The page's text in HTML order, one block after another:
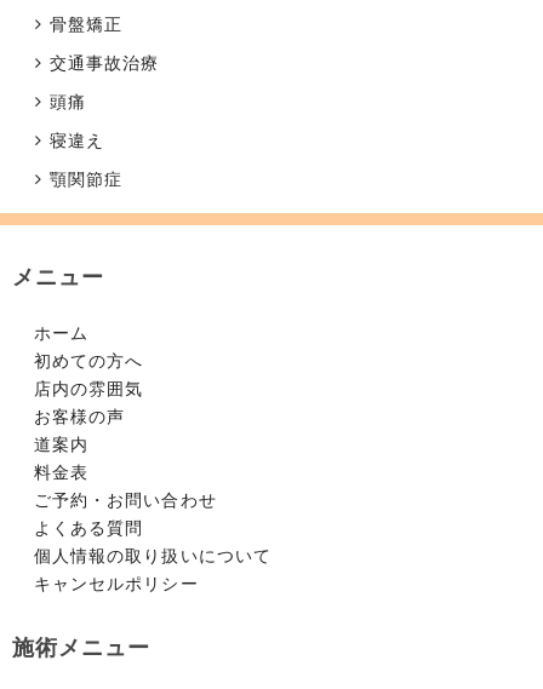
骨盤矯正
交通事故治療
頭痛
寝違え
顎関節症
メニュー
ホーム
初めての方へ
店内の雰囲気
お客様の声
道案内
料金表
ご予約・お問い合わせ
よくある質問
個人情報の取り扱いについて
キャンセルポリシー
施術メニュー